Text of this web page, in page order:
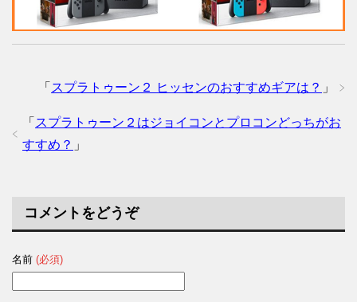
「 スプラトゥーン２ ヒッセンのおすすめギアは？ 」
「 スプラトゥーン２はジョイコンとプロコンどっちがお
すすめ？ 」
コメントをどうぞ
名前 (必須)